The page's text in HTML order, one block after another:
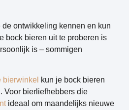
ontwikkeling kennen en kun
bock bieren uit te proberen is
is – sommigen
bierwinkel kun je bock bieren
Voor bierliefhebbers die
ideaal om maandelijks nieuwe